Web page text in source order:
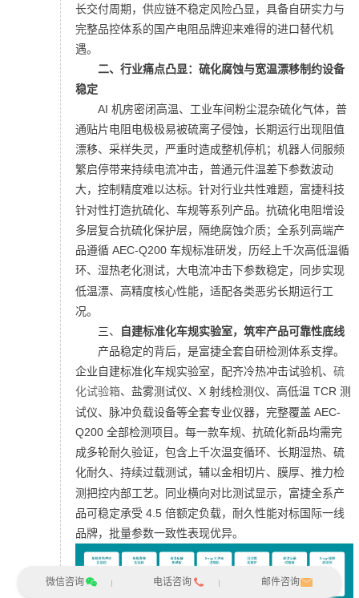
长交付周期，供应链不稳定风险凸显，具备自研实力与
完整品控体系的国产电阻品牌迎来难得的进口替代机
遇。
二、行业痛点凸显：硫化腐蚀与宽温漂移制约设备
稳定
AI 机房密闭高温、工业车间粉尘混杂硫化气体，普
通贴片电阻电极极易被硫离子侵蚀，长期运行出现阻值
漂移、采样失灵，严重时造成整机停机；机器人伺服频
繁启停带来持续电流冲击，普通元件温差下参数波动
大，控制精度难以达标。针对行业共性难题， 富捷科技
针对性打造抗硫化、车规等系列产品。抗硫化电阻增设
多层复合抗硫化保护层，隔绝腐蚀介质；全系列高端产
品遵循 AEC-Q200 车规标准研发，历经上千次高低温循
环、湿热老化测试，大电流冲击下参数稳定，同步实现
低温漂、高精度核心性能，适配各类恶劣长期运行工
况。
三、
自建标准化车规实验室，筑牢产品可靠性底线
产品稳定的背后，是富捷全套自研检测体系支撑。
企业自建标准化车规实验室，配齐冷热冲击试验机、硫
化试验箱、盐雾测试仪、X 射线检测仪、高低温 TCR 测
试仪、脉冲负载设备等全套专业仪器，完整覆盖 AEC-
Q200 全部检测项目。每一款车规、抗硫化新品均需完
成多轮耐久验证，包含上千次温变循环、长期湿热、硫
化耐久、持续过载测试，辅以金相切片、膜厚、推力检
测把控内部工艺。同业横向对比测试显示，富捷全系产
品可稳定承受 4.5 倍额定负载，耐久性能对标国际一线
品牌，批量参数一致性表现优异。
微信咨询 电话咨询 邮件咨询